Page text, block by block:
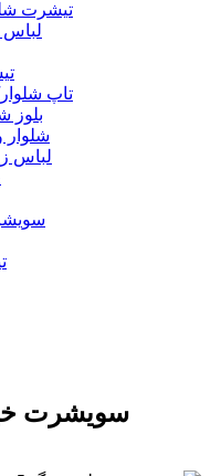
تیشرت
لباس
تاپ
بلوز
لباس
سویشرت